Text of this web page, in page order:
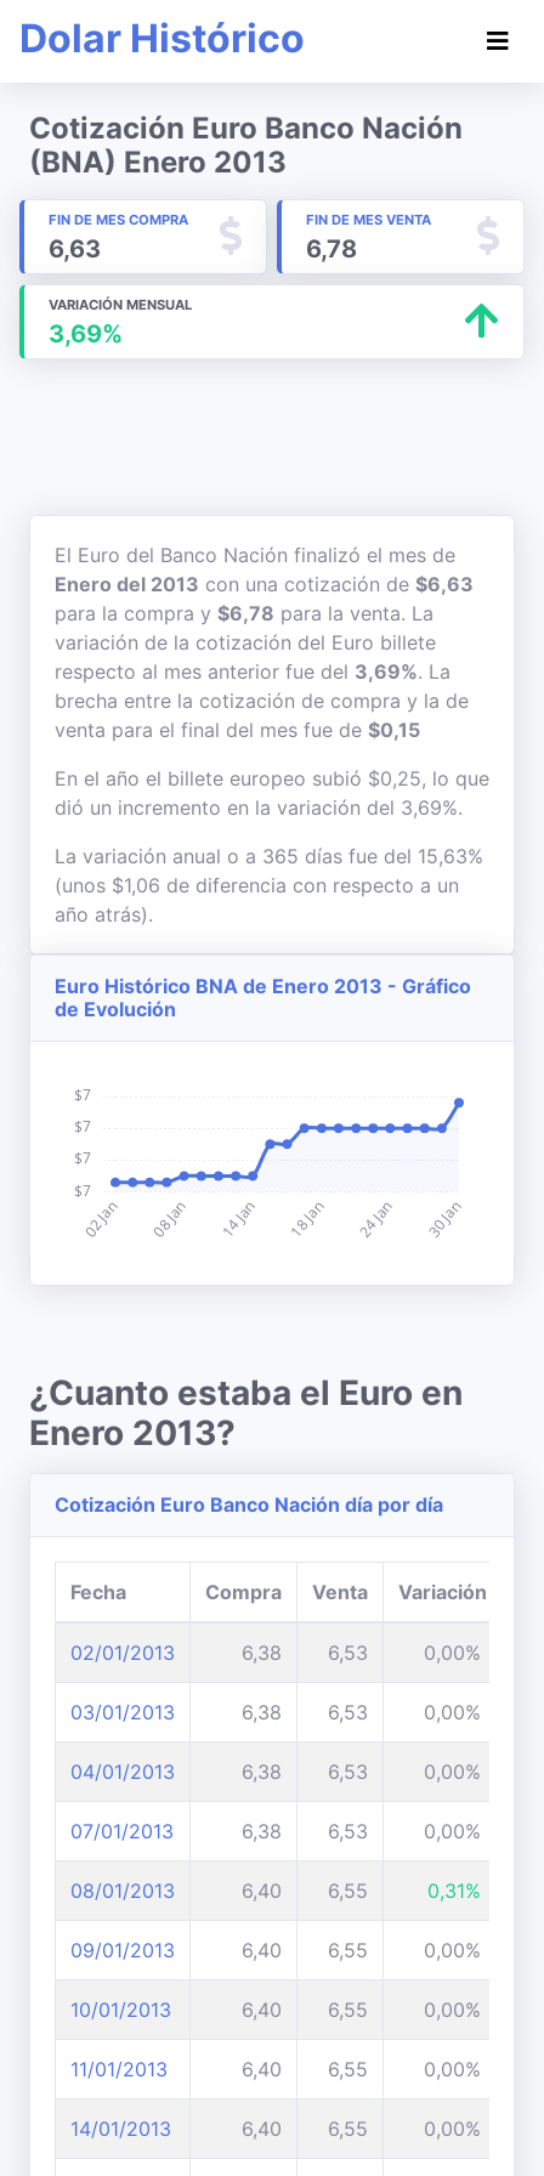
Dolar Histórico
Cotización Euro Banco Nación
(BNA) Enero 2013
FIN DE MES COMPRA
6,63
FIN DE MES VENTA
6,78
VARIACIÓN MENSUAL
3,69%
El Euro del Banco Nación finalizó el mes de
Enero del 2013 con una cotización de $6,63
para la compra y $6,78 para la venta. La
variación de la cotización del Euro billete
respecto al mes anterior fue del 3,69%. La
brecha entre la cotización de compra y la de
venta para el final del mes fue de $0,15
En el año el billete europeo subió $0,25, lo que
dió un incremento en la variación del 3,69%.
La variación anual o a 365 días fue del 15,63%
(unos $1,06 de diferencia con respecto a un
año atrás).
Euro Histórico BNA de Enero 2013 - Gráfico
de Evolución
¿Cuanto estaba el Euro en
Enero 2013?
Cotización Euro Banco Nación día por día
Fecha Compra Venta Variación
02/01/2013 6,38 6,53 0,00%
03/01/2013 6,38 6,53 0,00%
04/01/2013 6,38 6,53 0,00%
07/01/2013 6,38 6,53 0,00%
08/01/2013 6,40 6,55 0,31%
09/01/2013 6,40 6,55 0,00%
10/01/2013 6,40 6,55 0,00%
11/01/2013 6,40 6,55 0,00%
14/01/2013 6,40 6,55 0,00%